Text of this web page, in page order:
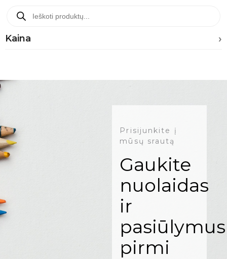
Kaina
Prisijunkite į
mūsų srautą
Gaukite
nuolaidas
ir
pasiūlymus
pirmi